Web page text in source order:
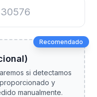
Recomendado
si detectamos
y
manualmente.